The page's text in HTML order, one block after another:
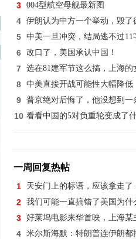
3 004型航空母舰最新图
4 伊朗认为中方一个举动，毁了
5 中美一旦冲突，结局逃不过11
6 改口了，美国承认中国！
7 选在81建军节这么搞，上海的
8 中美直接开战可能性大幅降低
9 普京绝对后悔了，他没想到一
10 看看中国的5对负重轮变成了
一周回复热帖
1 天安门上的标语，应该拿走了
2 我们可能一直搞错了美国为什
3 好莱坞电影来华首映，上海某
4 米尔斯海默：特朗普连伊朗都